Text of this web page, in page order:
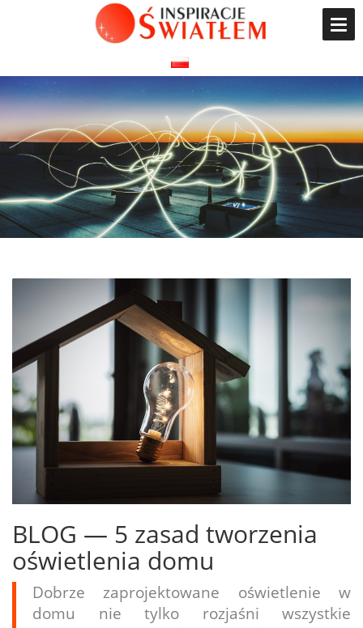
BLOG — 5 zasad tworzenia
oświetlenia domu
Dobrze zaprojektowane oświetlenie w
domu nie tylko rozjaśni wszystkie